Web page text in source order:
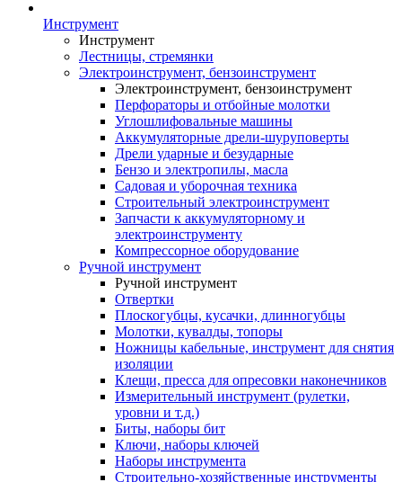
Инструмент
Инструмент
Лестницы, стремянки
Электроинструмент, бензоинструмент
Электроинструмент, бензоинструмент
Перфораторы и отбойные молотки
Углошлифовальные машины
Аккумуляторные дрели-шуруповерты
Дрели ударные и безударные
Бензо и электропилы, масла
Садовая и уборочная техника
Строительный электроинструмент
Запчасти к аккумуляторному и
электроинструменту
Компрессорное оборудование
Ручной инструмент
Ручной инструмент
Отвертки
Плоскогубцы, кусачки, длинногубцы
Молотки, кувалды, топоры
Ножницы кабельные, инструмент для снятия
изоляции
Клещи, пресса для опресовки наконечников
Измерительный инструмент (рулетки,
уровни и т.д.)
Биты, наборы бит
Ключи, наборы ключей
Наборы инструмента
Строительно-хозяйственные инструменты